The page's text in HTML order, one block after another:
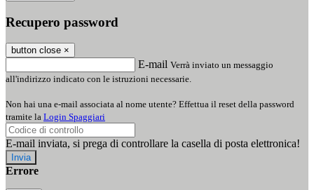
Recupero password
button close ×
E-mail Verrà inviato un messaggio
all'indirizzo indicato con le istruzioni necessarie.
Non hai una e-mail associata al nome utente? Effettua il reset della password
tramite la Login Spaggiari
E-mail inviata, si prega di controllare la casella di posta elettronica!
Errore